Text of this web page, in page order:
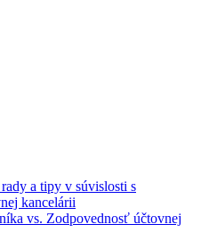
a tipy v súvislosti s
kancelárii
vs. Zodpovednosť účtovnej